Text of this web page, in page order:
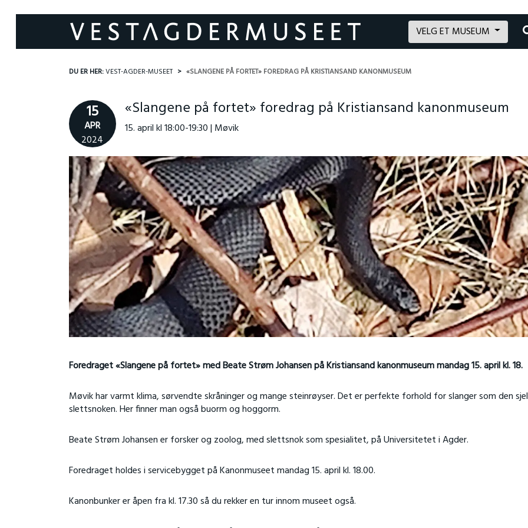
VELG ET MUSEUM
DU ER HER:VEST-AGDER-MUSEET «SLANGENE PÅ FORTET» FOREDRAG PÅ KRISTIANSAND KANONMUSEUM
15
APR
2024
«Slangene på fortet» foredrag på Kristiansand kanonmuseum
15. april kl 18:00-19:30 | Møvik
Foredraget «Slangene på fortet» med Beate Strøm Johansen på Kristiansand kanonmuseum mandag 15. april kl. 18.
Møvik har varmt klima, sørvendte skråninger og mange steinrøyser. Det er perfekte forhold for slanger som den
slettsnoken. Her finner man også buorm og hoggorm.
Beate Strøm Johansen er forsker og zoolog, med slettsnok som spesialitet, på Universitetet i Agder.
Foredraget holdes i servicebygget på Kanonmuseet mandag 15. april kl. 18.00.
Kanonbunker er åpen fra kl. 17.30 så du rekker en tur innom museet også.